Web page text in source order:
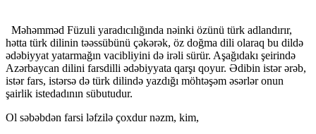
Məhəmməd Füzuli yaradıcılığında nəinki özünü türk adlandırır,
hətta türk dilinin təəssübünü çəkərək, öz doğma dili olaraq bu dildə
ədəbiyyat yatarmağın vacibliyini də irəli sürür. Aşağıdakı şeirində
Azərbaycan dilini farsdilli ədəbiyyata qarşı qoyur. Ədibin istər ərəb,
istər fars, istərsə də türk dilində yazdığı möhtəşəm əsərlər onun
şairlik istedadının sübutudur.
Ol səbəbdən farsi ləfzilə çoxdur nəzm, kim,